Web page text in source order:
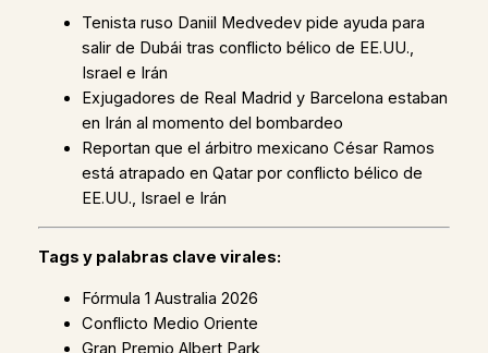
Tenista ruso Daniil Medvedev pide ayuda para
salir de Dubái tras conflicto bélico de EE.UU.,
Israel e Irán
Exjugadores de Real Madrid y Barcelona estaban
en Irán al momento del bombardeo
Reportan que el árbitro mexicano César Ramos
está atrapado en Qatar por conflicto bélico de
EE.UU., Israel e Irán
Tags y palabras clave virales:
Fórmula 1 Australia 2026
Conflicto Medio Oriente
Gran Premio Albert Park